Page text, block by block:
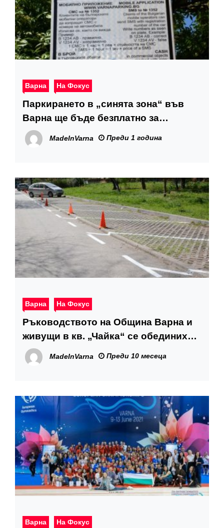
Варна На Фокус
Паркирането в „синята зона“ във
Варна ще бъде безплатно за
Великденските празници
MadeInVarna Преди 1 година
Варна На Фокус
Ръководството на Община Варна и
живущи в кв. „Чайка“ се обединиха
около очакването „Зелената зона“
да въведе ред при паркирането
MadeInVarna Преди 10 месеца
Варна На Фокус